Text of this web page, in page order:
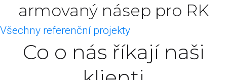
armovaný násep pro RK
Všechny referenční projekty
Co o nás říkají naši